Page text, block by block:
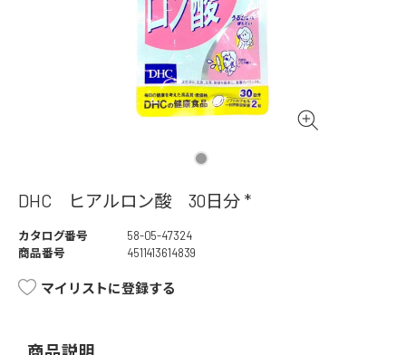
DHC ヒアルロン酸 30日分 *
カタログ番号
58-05-47324
商品番号
4511413614839
マイリストに登録する